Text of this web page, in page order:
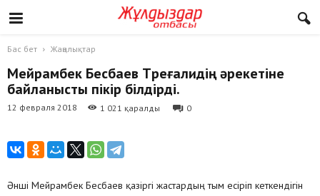
Бас бет Жаңалықтар
Мейрамбек Бесбаев Төреғалидің әрекетіне
байланысты пікір білдірді.
12 февраля 2018 1 021 қаралды 0
Әнші Мейрамбек Бесбаев қазіргі жастардың тым есіріп кеткендігін